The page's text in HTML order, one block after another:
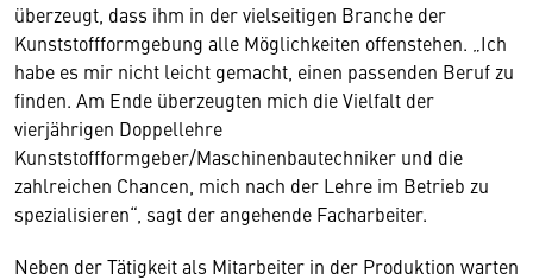
überzeugt, dass ihm in der vielseitigen Branche der
Kunststoffformgebung alle Möglichkeiten offenstehen. „Ich
habe es mir nicht leicht gemacht, einen passenden Beruf zu
finden. Am Ende überzeugten mich die Vielfalt der
vierjährigen Doppellehre
Kunststoffformgeber/Maschinenbautechniker und die
zahlreichen Chancen, mich nach der Lehre im Betrieb zu
spezialisieren“, sagt der angehende Facharbeiter.
Neben der Tätigkeit als Mitarbeiter in der Produktion warten